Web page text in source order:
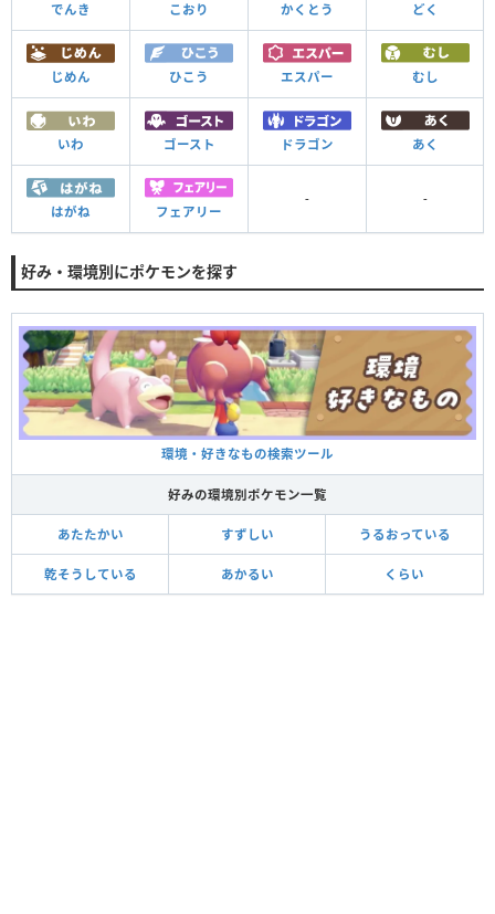
でんき こおり かくとう どく
じめん ひこう エスパー むし
いわ ゴースト ドラゴン あく
はがね フェアリー
- -
好み・環境別にポケモンを探す
環境・好きなもの検索ツール
好みの環境別ポケモン一覧
あたたかい すずしい うるおっている
乾そうしている あかるい くらい